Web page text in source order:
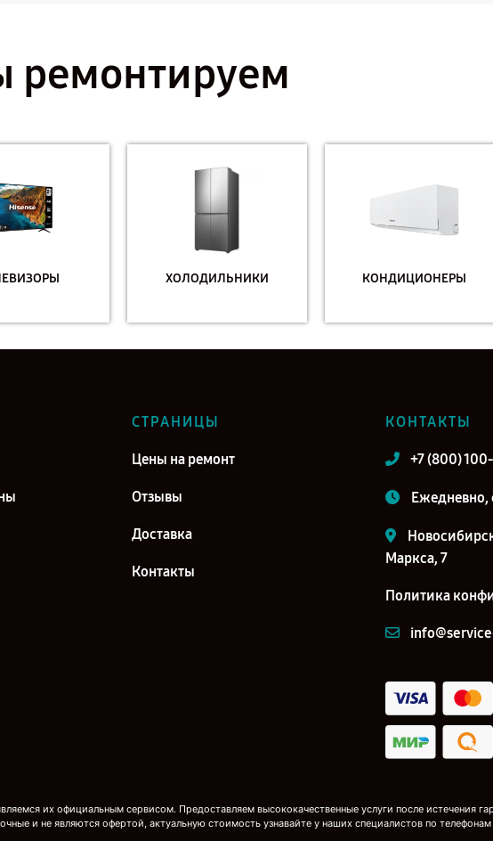
ремонтируем
ХОЛОДИЛЬНИКИ КОНДИЦИОНЕРЫ
СТРАНИЦЫ
Цены на ремонт
Отзывы
Доставка
Контакты
КОНТАКТЫ
+7 (800)
Ежедневно,
Маркса, 7
Политика
их официальным сервисом. Предоставляем высококачественные услуги после истечения
и не являются офертой, актуальную стоимость узнавайте у наших специалистов по